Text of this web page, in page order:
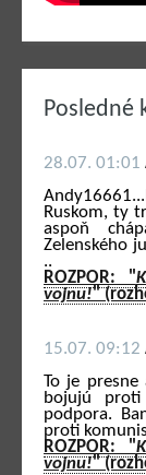
Posledné
28.07. 01:01
Ruskom, ty
aspoň
Zelenského
..
ROZPOR: "
vojnu!"
15.07. 09:12
To je presne
bojujú
podpora.
proti
ROZPOR: "
vojnu!"